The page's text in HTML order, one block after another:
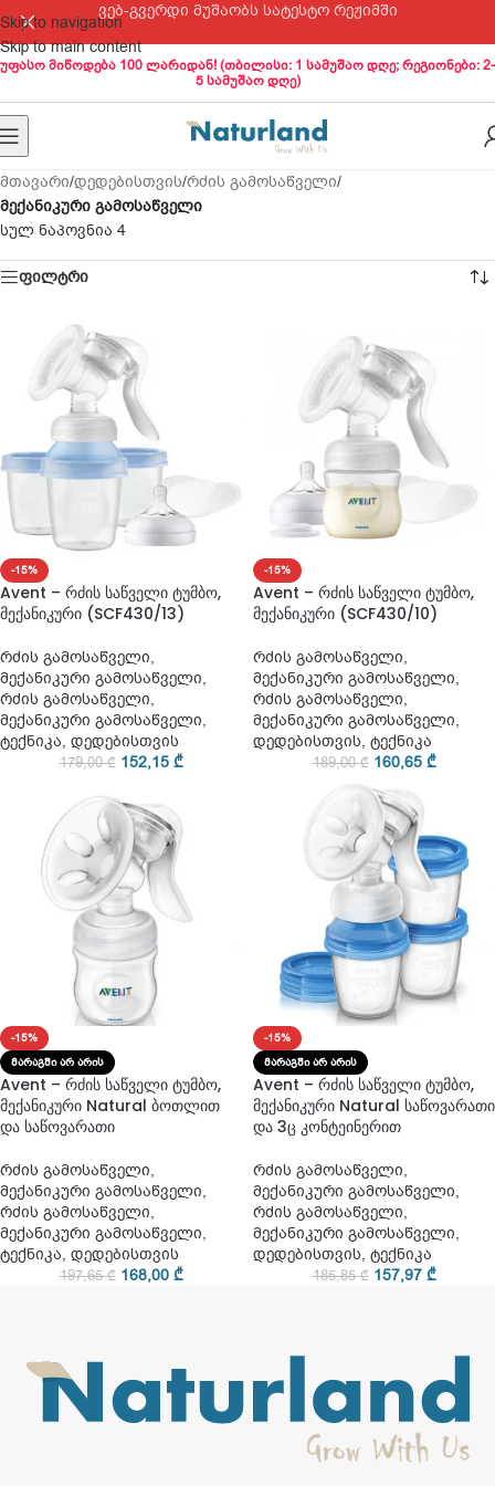
Skip to navigation
Skip to main content
ვებ-გვერდი მუშაობს სატესტო რეჟიმში
უფასო მიწოდება 100 ლარიდან! (თბილისი: 1 სამუშაო დღე; რეგიონები: 2-
5 სამუშაო დღე)
მთავარი/დედებისთვის/რძის გამოსაწველი/
მექანიკური გამოსაწველი
სულ ნაპოვნია 4
ფილტრი
-15%
Avent – რძის საწველი ტუმბო,
მექანიკური (SCF430/13)
რძის გამოსაწველი,
მექანიკური გამოსაწველი,
რძის გამოსაწველი,
მექანიკური გამოსაწველი,
ტექნიკა, დედებისთვის
179,00₾ 152,15 ₾
-15%
Avent – რძის საწველი ტუმბო,
მექანიკური (SCF430/10)
რძის გამოსაწველი,
მექანიკური გამოსაწველი,
რძის გამოსაწველი,
მექანიკური გამოსაწველი,
დედებისთვის, ტექნიკა
189,00₾ 160,65 ₾
-15%
ᲛᲐᲠᲐᲒᲨᲘ ᲐᲠ ᲐᲠᲘᲡ
Avent – რძის საწველი ტუმბო,
მექანიკური Natural ბოთლით
და საწოვარათი
რძის გამოსაწველი,
მექანიკური გამოსაწველი,
რძის გამოსაწველი,
მექანიკური გამოსაწველი,
ტექნიკა, დედებისთვის
197,65₾ 168,00 ₾
-15%
ᲛᲐᲠᲐᲒᲨᲘ ᲐᲠ ᲐᲠᲘᲡ
Avent – რძის საწველი ტუმბო,
მექანიკური Natural საწოვარათი
და 3ც კონტეინერით
რძის გამოსაწველი,
მექანიკური გამოსაწველი,
რძის გამოსაწველი,
მექანიკური გამოსაწველი,
დედებისთვის, ტექნიკა
185,85₾ 157,97 ₾